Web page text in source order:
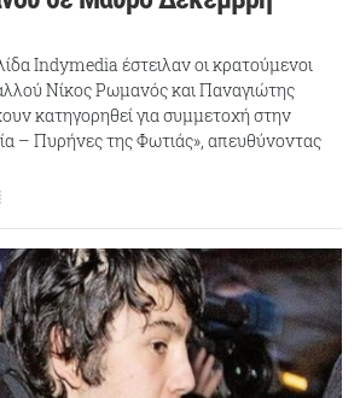
Indymedia έστειλαν οι κρατούμενοι
Νίκος Ρωμανός και Παναγιώτης
κατηγορηθεί για συμμετοχή στην
– Πυρήνες της Φωτιάς», απευθύνοντας